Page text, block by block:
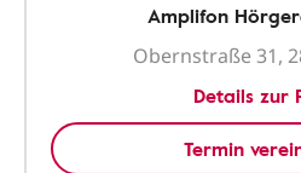
Amplifon
Obernstraße 31,
Details zur
Termin